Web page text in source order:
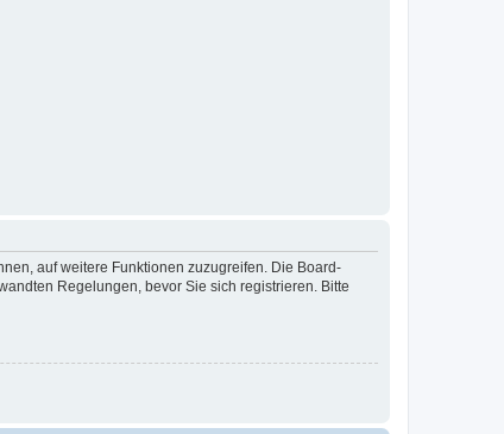
auf weitere Funktionen zuzugreifen. Die Board-
Regelungen, bevor Sie sich registrieren. Bitte